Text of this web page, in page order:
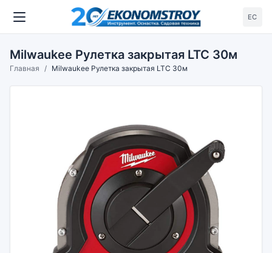
ЕС
Milwaukee Рулетка закрытая LTC 30м
Главная Milwaukee Рулетка закрытая LTC 30м